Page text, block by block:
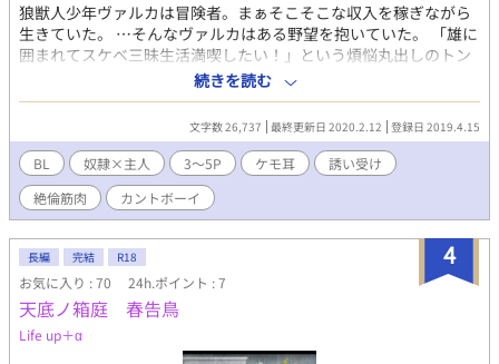
狼獣人少年ヴァルカは冒険者。まぁそこそこな収入を稼ぎながら
生きていた。 …そんなヴァルカはある野望を抱いていた。 「雄に
囲まれてスケベ三昧生活満喫したい！」という煩悩丸出しのトン
デモな野望だった。 筋骨隆々で性欲も強い男奴隷を買い、ヴァル
カは意気揚々としていた。 それがまさか、奴隷に養われる生活に
なるとは思わずに…。 雄奴隷×ド変態ホモ狼少年主人のアホエロ
BL、爆誕！？ ※ 一部性癖が爆発してます。特に以下の要素にご注
意下さい。 ・カントボーイ ・奴隷売買表現 ・肉体改造設定あ
り …これで作者の性癖完全暴露とは思わないように。もっと酷い
ので！！（何 取り敢えず何も考えずに読んで下さると嬉しいで
す。
続きを読む
文字数 26,737 最終更新日 2020.2.12 登録日 2019.4.15
BL 奴隷×主人 3～5P ケモ耳
誘い受け
絶倫筋肉
カントボーイ
4
長編 完結 R18
お気に入り : 70 24h.ポイント : 7
天底ノ箱庭 春告鳥
Life up＋α